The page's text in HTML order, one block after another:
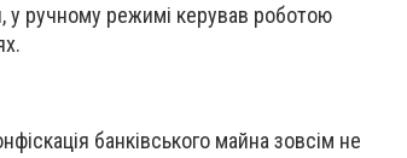
у ручному режимі керував роботою
банківського майна зовсім не